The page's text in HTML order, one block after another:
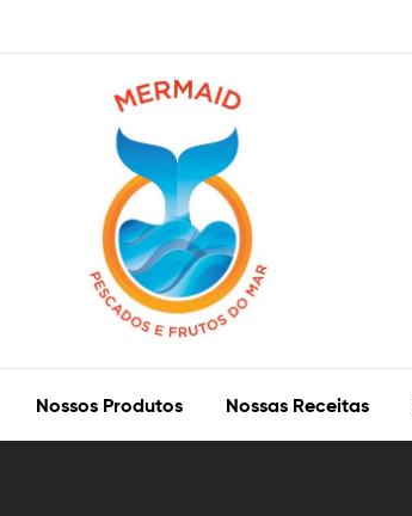
Nossos Produtos Nossas Receitas